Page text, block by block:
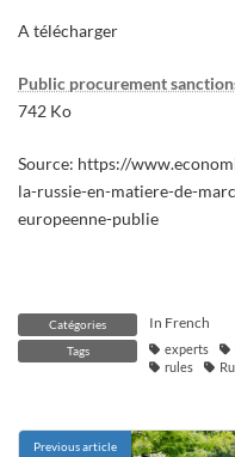
A télécharger
Public procurement
742 Ko
Source: https://
la-russie-en-matiere-de-
europeenne-publie
Catégories In French
Tags experts
rules
Previous article